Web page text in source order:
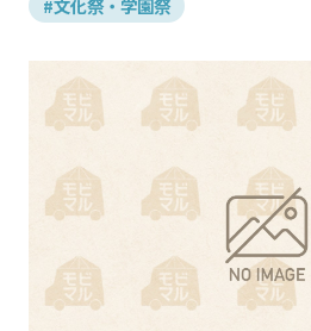
#文化祭・学園祭